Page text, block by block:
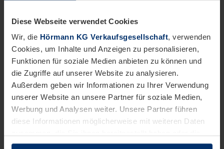
Diese Webseite verwendet Cookies
Wir, die Hörmann KG Verkaufsgesellschaft, verwenden
Cookies, um Inhalte und Anzeigen zu personalisieren,
Funktionen für soziale Medien anbieten zu können und
die Zugriffe auf unserer Website zu analysieren.
Außerdem geben wir Informationen zu Ihrer Verwendung
unserer Website an unsere Partner für soziale Medien,
Werbung und Analysen weiter. Unsere Partner führen
diese Informationen möglicherweise mit weiteren Daten
sie im Rahmen Ihrer Nutzung der Dienste gesammelt